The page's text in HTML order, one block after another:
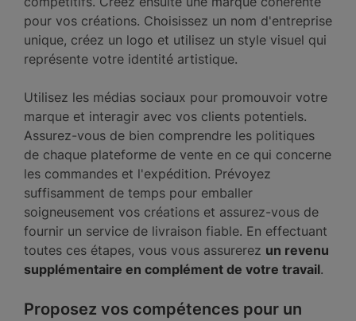
pour vos créations. Choisissez un nom d'entreprise
unique, créez un logo et utilisez un style visuel qui
représente votre identité artistique.
Utilisez les médias sociaux pour promouvoir votre
marque et interagir avec vos clients potentiels.
Assurez-vous de bien comprendre les politiques
de chaque plateforme de vente en ce qui concerne
les commandes et l'expédition. Prévoyez
suffisamment de temps pour emballer
soigneusement vos créations et assurez-vous de
fournir un service de livraison fiable. En effectuant
toutes ces étapes, vous vous assurerez un revenu
supplémentaire en complément de votre travail.
Proposez vos compétences pour un